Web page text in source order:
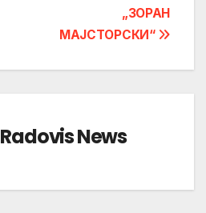
„ЗОРАН
МАЈСТОРСКИ“
Radovis News